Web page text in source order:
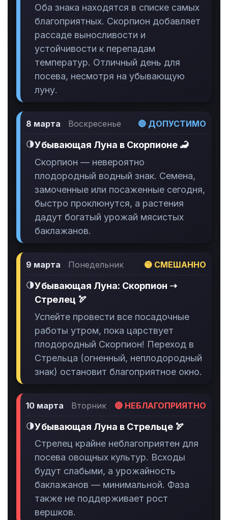
Оба знака находятся в списке самых
благоприятных. Скорпион добавляет
рассаде выносливости и
устойчивости к перепадам
температур. Отличный день для
посева, несмотря на убывающую
луну.
8 марта Воскресенье 🔵 ДОПУСТИМО
🌗Убывающая Луна в Скорпионе 🦂
Скорпион — невероятно
плодородный водный знак. Семена,
замоченные или посаженные сегодня,
быстро проклюнутся, а растения
дадут богатый урожай мясистых
баклажанов.
9 марта Понедельник 🟡 СМЕШАННО
🌗Убывающая Луна: Скорпион ➝
Стрелец 🏹
Успейте провести все посадочные
работы утром, пока царствует
плодородный Скорпион! Переход в
Стрельца (огненный, неплодородный
знак) остановит благоприятное окно.
10 марта Вторник 🔴 НЕБЛАГОПРИЯТНО
🌗Убывающая Луна в Стрельце 🏹
Стрелец крайне неблагоприятен для
посева овощных культур. Всходы
будут слабыми, а урожайность
баклажанов — минимальной. Фаза
также не поддерживает рост
вершков.